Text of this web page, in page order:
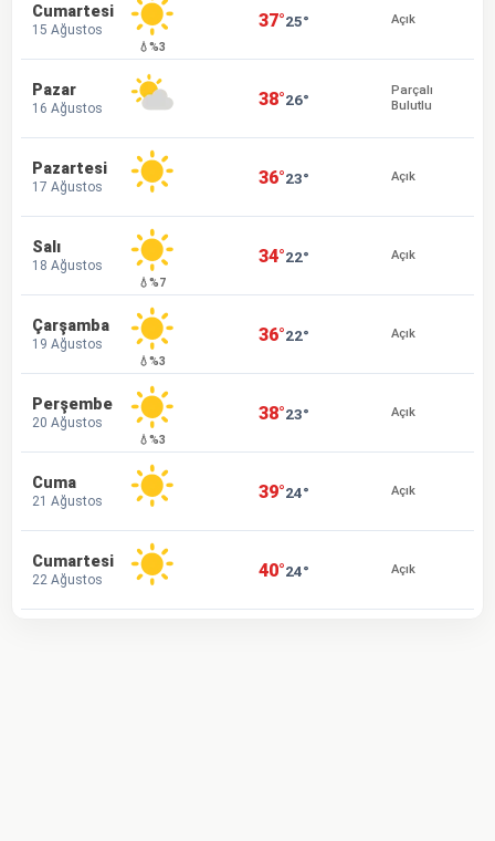
Cumartesi
15 Ağustos
💧%3
37°25° Açık
Pazar
16 Ağustos 38°26°
Parçalı
Bulutlu
Pazartesi
17 Ağustos 36°23° Açık
Salı
18 Ağustos
💧%7
34°22° Açık
Çarşamba
19 Ağustos
💧%3
36°22° Açık
Perşembe
20 Ağustos
💧%3
38°23° Açık
Cuma
21 Ağustos 39°24° Açık
Cumartesi
22 Ağustos 40°24° Açık